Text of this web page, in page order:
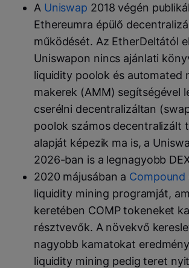
A Uniswap 2018 végén
Ethereumra épülő
működését. Az EtherDeltától
Uniswapon nincs ajánlati
liquidity poolok és automated
makerek (AMM) segítségével
cserélni decentralizáltan
poolok számos decentralizált
alapját képezik ma is, a
2026-ban is a legnagyobb
2020 májusában a Compound
liquidity mining programját,
keretében COMP tokeneket
résztvevők. A növekvő
nagyobb kamatokat
liquidity mining pedig teret